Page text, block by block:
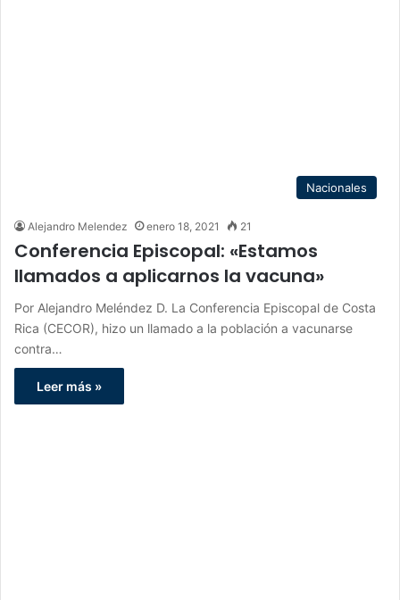
Nacionales
Alejandro Melendez enero 18, 2021 21
Conferencia Episcopal: «Estamos
llamados a aplicarnos la vacuna»
Por Alejandro Meléndez D. La Conferencia Episcopal de Costa
Rica (CECOR), hizo un llamado a la población a vacunarse
contra…
Leer más »